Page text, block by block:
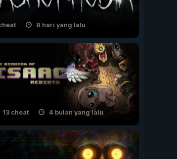
8 hari yang lalu
13 cheat 4 bulan yang lalu